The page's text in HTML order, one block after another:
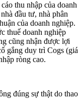
thu nhập của doanh
đầu tư, nhà phân
của doanh nghiệp.
thuế doanh nghiệp
cũng nhận được lợi
gắng duy trì Cogs (giá
ròng cao.
đúng sự thật do thao